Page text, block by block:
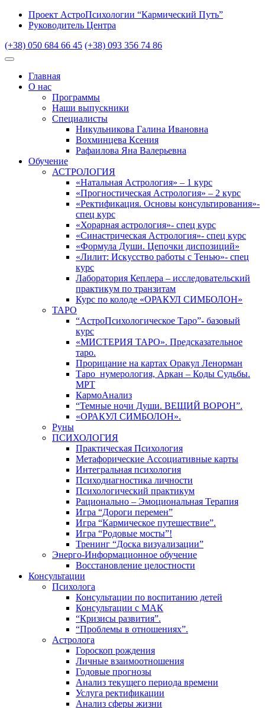
Проект АстроПсихологии “Кармический Путь”
Руководитель Центра
(+38) 050 684 66 45 (+38) 093 356 74 86
Главная
О нас
Программы
Наши выпускники
Специалисты
Никульникова Галина Ивановна
Вохминцева Ксения
Рафаилова Яна Валерьевна
Обучение
АСТРОЛОГИЯ
«Натальная Астрология» – 1 курс
«Прогностическая Астрология» – 2 курс
«Ректификация. Основы консультирования»-
спец курс
«Хорарная астрология»- спец курс
«Синастрическая Астрология»- спец курс
«Формула Души. Цепочки диспозиций»
«Лилит: Искусство работы с Тенью»- спец
курс
Лаборатория Кеплера – исследовательский
практикум по транзитам
Курс по колоде «ОРАКУЛ СИМБОЛОН»
ТАРО
“АстроПсихологическое Таро”- базовый
курс
«МИСТЕРИЯ ТАРО». Предсказательное
таро.
Прорицание на картах Оракул Ленорман
Таро_нумерология, Аркан – Коды Судьбы.
МРТ
КармоАнализ
“Темные ночи Души. ВЕЩИЙ ВОРОН”.
«ОРАКУЛ СИМБОЛОН».
Руны
ПСИХОЛОГИЯ
Практическая Психология
Метафорические Ассоциативные карты
Интегральная психология
Психодиагностика личности
Психологический практикум
Рационально – Эмоциональная Терапия
Игра “Дороги перемен”
Игра “Кармическое путешествие”.
Игра “Родовые мосты”!
Тренинг “Доска визуализации”
Энерго-Информационное обучение
Восстановление целостности
Консультации
Психолога
Консультации по воспитанию детей
Консультации с МАК
“Кризисы развития”.
“Проблемы в отношениях”.
Астролога
Гороскоп рождения
Личные взаимоотношения
Годовые прогнозы
Анализ текущего периода времени
Услуга ректификации
Анализ сферы жизни